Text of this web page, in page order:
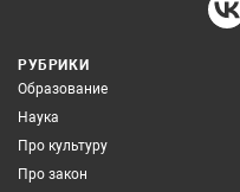
РУБРИКИ
Образование
Наука
Про культуру
Про закон